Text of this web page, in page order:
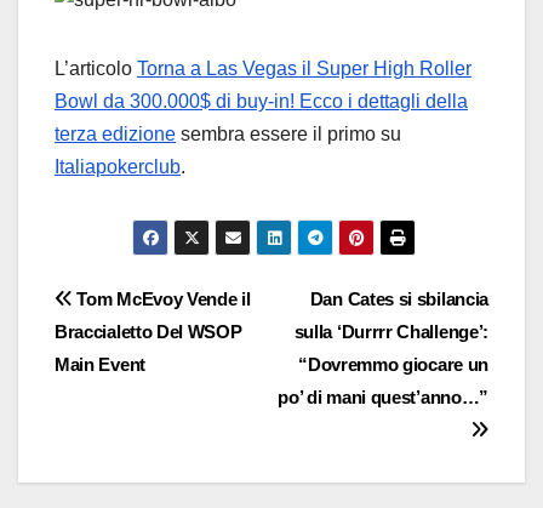
L’articolo Torna a Las Vegas il Super High Roller
Bowl da 300.000$ di buy-in! Ecco i dettagli della
terza edizione sembra essere il primo su
Italiapokerclub.
Navigazione
articoli
Dan Cates si sbilancia
sulla ‘Durrrr Challenge’:
“Dovremmo giocare un
po’ di mani quest’anno…”
Tom McEvoy Vende il
Braccialetto Del WSOP
Main Event